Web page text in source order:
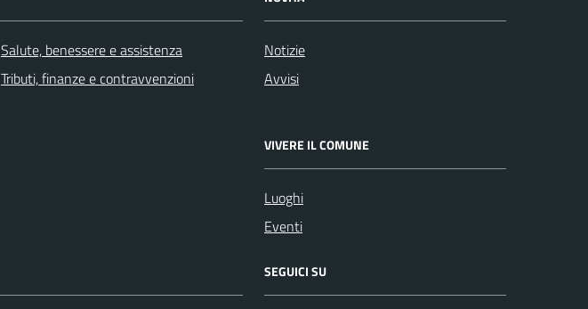
Salute, benessere e assistenza
Tributi, finanze e contravvenzioni
Notizie
Avvisi
VIVERE IL COMUNE
Luoghi
Eventi
SEGUICI SU